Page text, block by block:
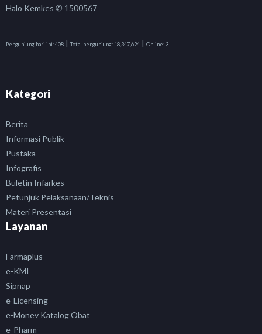
Halo Kemkes ✆ 1500567
Pengunjung hari ini:408 | Total pengunjung: 18,347,624 | Online: 3
Kategori
Berita
Informasi Publik
Pustaka
Infografis
Buletin Infarkes
Petunjuk Pelaksanaan/Teknis
Materi Presentasi
Layanan
Farmaplus
e-KMI
Sipnap
e-Licensing
e-Monev Katalog Obat
e-Pharm